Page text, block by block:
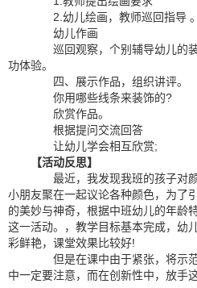
2.幼儿绘画，教师巡回指导 。
幼儿作画
巡回观察，个别辅导幼儿的装
功体验。
四、展示作品，组织讲评。
你用哪些线条来装饰的?
欣赏作品。
根据提问交流回答
让幼儿学会相互欣赏;
【活动反思】
最近，我发现我班的孩子对颜
小朋友聚在一起议论各种颜色，为了
的美妙与神奇，根据中班幼儿的年龄
这一活动。，教学目标基本完成，幼
彩鲜艳，课堂效果比较好!
但是在课中由于紧张，将示范
中一定要注意，而在创新性中，放手